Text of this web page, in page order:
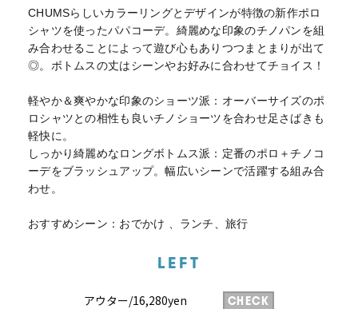
CHUMSらしいカラーリングとデザインが特徴の新作ポロ
シャツを使ったパパコーデ。綺麗めな印象のチノパンを組
み合わせることによって遊び心もありつつまとまりが出て
◎。ボトムスの丈はシーンやお好みに合わせてチョイス！
軽やか＆爽やかな印象のショーツ派：オーバーサイズのポ
ロシャツとの相性も良いチノショーツを合わせ足さばきも
軽快に。
しっかり綺麗めなロングボトムス派：定番のポロ＋チノコ
ーデをブラッシュアップ。幅広いシーンで活躍する組み合
わせ。
おすすめシーン：おでかけ 、ランチ、旅行
LEFT
アウター/16,280yen CHECK